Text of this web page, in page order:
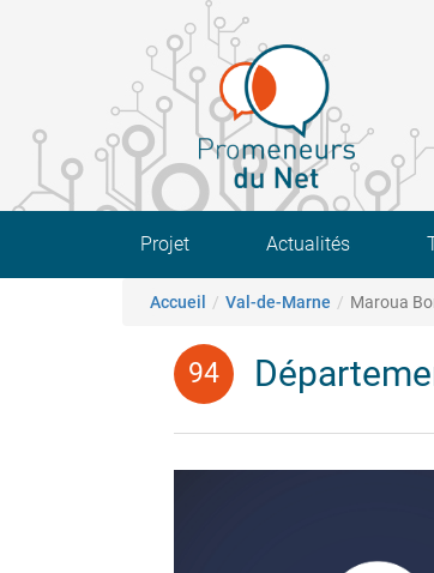
Main navigation
Projet Actualités
Fil d'Ariane
Accueil Val-de-Marne Maroua